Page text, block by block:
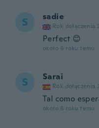
S sadie
Rok dołączenia
Perfect 😊
około 6 roku temu
S Sarai
Rok dołączenia
Tal como
około 6 roku temu